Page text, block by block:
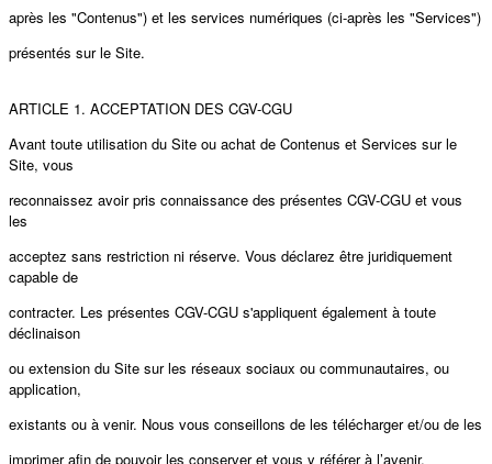
après les "Contenus") et les services numériques (ci-après les "Services")
présentés sur le Site.
ARTICLE 1. ACCEPTATION DES CGV-CGU
Avant toute utilisation du Site ou achat de Contenus et Services sur le
Site, vous
reconnaissez avoir pris connaissance des présentes CGV-CGU et vous
les
acceptez sans restriction ni réserve. Vous déclarez être juridiquement
capable de
contracter. Les présentes CGV-CGU s'appliquent également à toute
déclinaison
ou extension du Site sur les réseaux sociaux ou communautaires, ou
application,
existants ou à venir. Nous vous conseillons de les télécharger et/ou de les
imprimer afin de pouvoir les conserver et vous y référer à l’avenir.